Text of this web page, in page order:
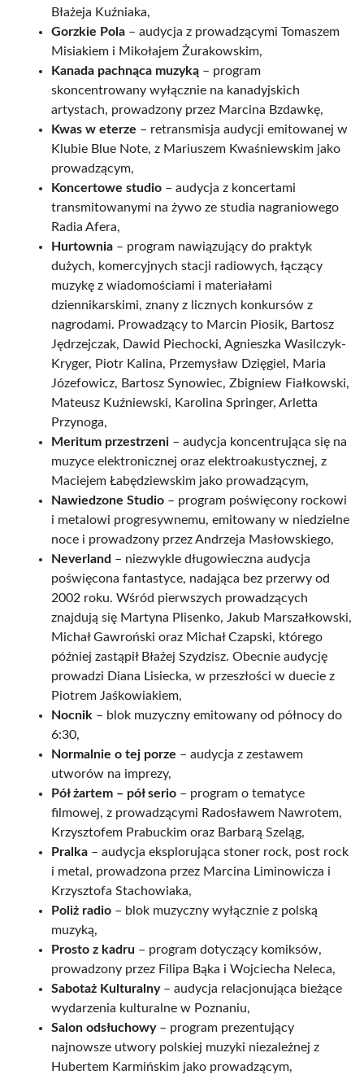
Błażeja Kuźniaka,
Gorzkie Pola – audycja z prowadzącymi Tomaszem
Misiakiem i Mikołajem Żurakowskim,
Kanada pachnąca muzyką – program
skoncentrowany wyłącznie na kanadyjskich
artystach, prowadzony przez Marcina Bzdawkę,
Kwas w eterze – retransmisja audycji emitowanej w
Klubie Blue Note, z Mariuszem Kwaśniewskim jako
prowadzącym,
Koncertowe studio – audycja z koncertami
transmitowanymi na żywo ze studia nagraniowego
Radia Afera,
Hurtownia – program nawiązujący do praktyk
dużych, komercyjnych stacji radiowych, łączący
muzykę z wiadomościami i materiałami
dziennikarskimi, znany z licznych konkursów z
nagrodami. Prowadzący to Marcin Piosik, Bartosz
Jędrzejczak, Dawid Piechocki, Agnieszka Wasilczyk-
Kryger, Piotr Kalina, Przemysław Dzięgiel, Maria
Józefowicz, Bartosz Synowiec, Zbigniew Fiałkowski,
Mateusz Kuźniewski, Karolina Springer, Arletta
Przynoga,
Meritum przestrzeni – audycja koncentrująca się na
muzyce elektronicznej oraz elektroakustycznej, z
Maciejem Łabędziewskim jako prowadzącym,
Nawiedzone Studio – program poświęcony rockowi
i metalowi progresywnemu, emitowany w niedzielne
noce i prowadzony przez Andrzeja Masłowskiego,
Neverland – niezwykle długowieczna audycja
poświęcona fantastyce, nadająca bez przerwy od
2002 roku. Wśród pierwszych prowadzących
znajdują się Martyna Plisenko, Jakub Marszałkowski,
Michał Gawroński oraz Michał Czapski, którego
później zastąpił Błażej Szydzisz. Obecnie audycję
prowadzi Diana Lisiecka, w przeszłości w duecie z
Piotrem Jaśkowiakiem,
Nocnik – blok muzyczny emitowany od północy do
6:30,
Normalnie o tej porze – audycja z zestawem
utworów na imprezy,
Pół żartem – pół serio – program o tematyce
filmowej, z prowadzącymi Radosławem Nawrotem,
Krzysztofem Prabuckim oraz Barbarą Szeląg,
Pralka – audycja eksplorująca stoner rock, post rock
i metal, prowadzona przez Marcina Liminowicza i
Krzysztofa Stachowiaka,
Poliż radio – blok muzyczny wyłącznie z polską
muzyką,
Prosto z kadru – program dotyczący komiksów,
prowadzony przez Filipa Bąka i Wojciecha Neleca,
Sabotaż Kulturalny– audycja relacjonująca bieżące
wydarzenia kulturalne w Poznaniu,
Salon odsłuchowy– program prezentujący
najnowsze utwory polskiej muzyki niezależnej z
Hubertem Karmińskim jako prowadzącym,